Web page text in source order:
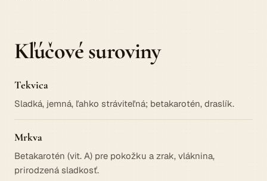
Kľúčové suroviny
Tekvica
Sladká, jemná, ľahko stráviteľná; betakarotén, draslík.
Mrkva
Betakarotén (vit. A) pre pokožku a zrak, vláknina,
prirodzená sladkosť.